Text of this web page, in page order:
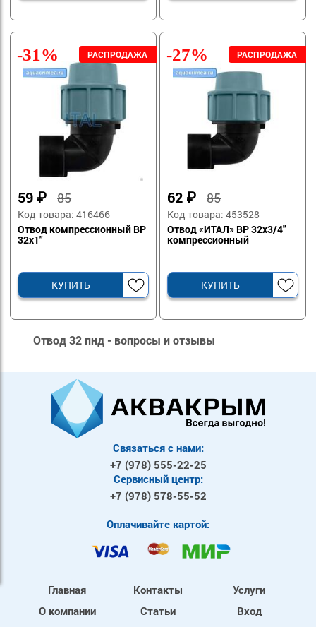
59 ₽85
Код товара: 416466
Отвод компрессионный ВР
32х1"
КУПИТЬ
-31%
62 ₽85
Код товара: 453528
Отвод «ИТАЛ» ВР 32х3/4"
компрессионный
КУПИТЬ
-27%
Отвод 32 пнд - вопросы и отзывы
Связаться с нами:
+7 (978) 555-22-25
Сервисный центр:
+7 (978) 578-55-52
Оплачивайте картой:
Главная
О компании
Контакты
Статьи
Услуги
Вход